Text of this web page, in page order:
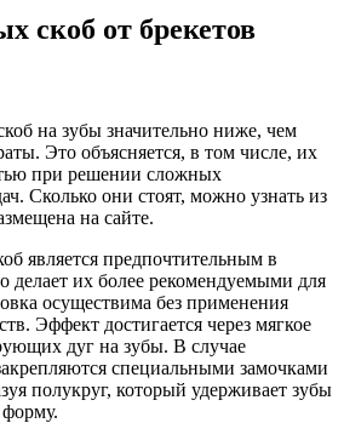
скоб от брекетов
на зубы значительно ниже, чем
Это объясняется, в том числе, их
при решении сложных
Сколько они стоят, можно узнать из
на сайте.
является предпочтительным в
делает их более рекомендуемыми для
осуществима без применения
Эффект достигается через мягкое
дуг на зубы. В случае
специальными замочками
полукруг, который удерживает зубы